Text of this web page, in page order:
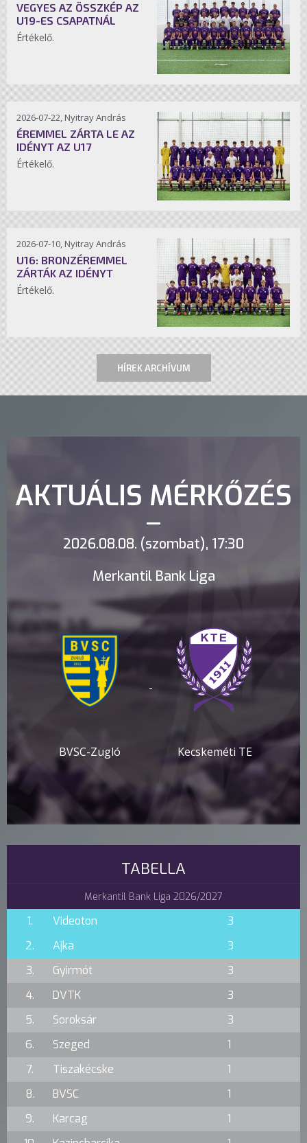
VEGYES AZ ÖSSZKÉP AZ
U19-ES CSAPATNÁL
Értékelő.
2026-07-22, Nyitray András
ÉREMMEL ZÁRTA LE AZ
IDÉNYT AZ U17
Értékelő.
2026-07-10, Nyitray András
U16: BRONZÉREMMEL
ZÁRTÁK AZ IDÉNYT
Értékelő.
HÍREK ARCHÍVUM
AKTUÁLIS MÉRKŐZÉS
2026.08.08. (szombat), 17:30
Merkantil Bank Liga
BVSC-Zugló
-
Kecskeméti TE
TABELLA
Merkantil Bank Liga 2026/2027
1. Videoton
3
2.
Ajka
3
3.
Gyirmót
3
4.
DVTK
3
5.
Soroksár
3
6.
Szeged
1
7.
Tiszakécske
1
8.
BVSC
1
9.
Karcag
1